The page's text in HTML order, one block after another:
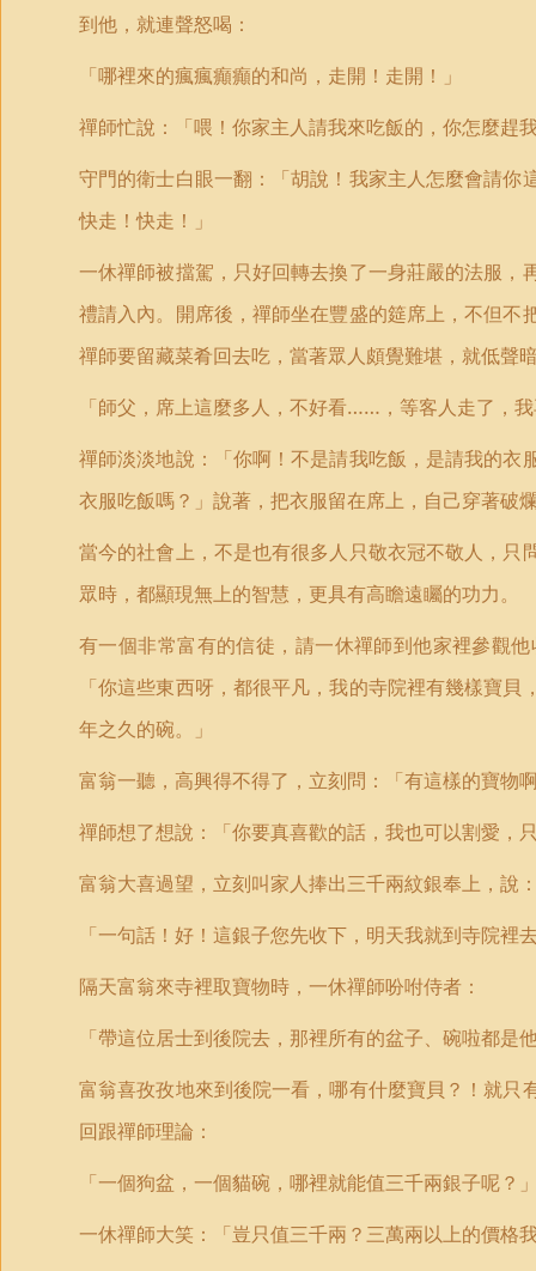
到他，就連聲怒喝：
「哪裡來的瘋瘋癲癲的和尚，走開！走開！」
禪師忙說：「喂！你家主人請我來吃飯的，你怎麼趕
守門的衛士白眼一翻：「胡說！我家主人怎麼會請
快走！快走！」
一休禪師被擋駕，只好回轉去換了一身莊嚴的法服
禮請入內。開席後，禪師坐在豐盛的筵席上，不但
禪師要留藏菜肴回去吃，當著眾人頗覺難堪，就低聲
「師父，席上這麼多人，不好看……，等客人走了，
禪師淡淡地說：「你啊！不是請我吃飯，是請我的
衣服吃飯嗎？」說著，把衣服留在席上，自己穿著破
當今的社會上，不是也有很多人只敬衣冠不敬人，
眾時，都顯現無上的智慧，更具有高瞻遠矚的功力。
有一個非常富有的信徒，請一休禪師到他家裡參觀
「你這些東西呀，都很平凡，我的寺院裡有幾樣寶
年之久的碗。」
富翁一聽，高興得不得了，立刻問：「有這樣的寶物
禪師想了想說：「你要真喜歡的話，我也可以割愛，
富翁大喜過望，立刻叫家人捧出三千兩紋銀奉上，說
「一句話！好！這銀子您先收下，明天我就到寺院裡
隔天富翁來寺裡取寶物時，一休禪師吩咐侍者：
「帶這位居士到後院去，那裡所有的盆子、碗啦都是
富翁喜孜孜地來到後院一看，哪有什麼寶貝？！就
回跟禪師理論：
「一個狗盆，一個貓碗，哪裡就能值三千兩銀子呢？
一休禪師大笑：「豈只值三千兩？三萬兩以上的價格